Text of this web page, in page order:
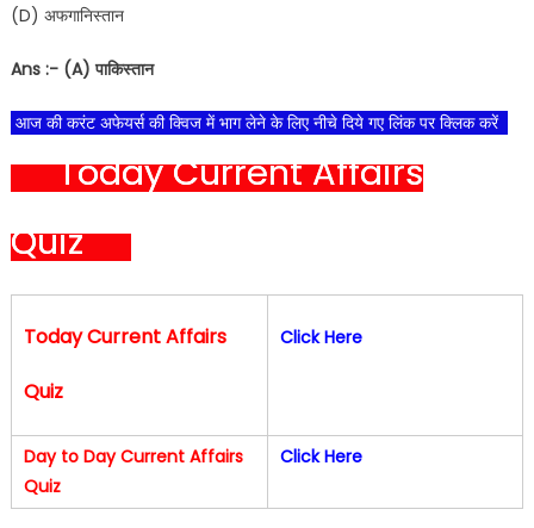
(D) अफगानिस्तान
Ans :- (A) पाकिस्तान
आज की करंट अफेयर्स की क्विज में भाग लेने के लिए नीचे दिये गए लिंक पर क्लिक करें
Today Current Affairs
Quiz
Today Current Affairs
Quiz
Click Here
Day to Day Current Affairs
Quiz
Click Here